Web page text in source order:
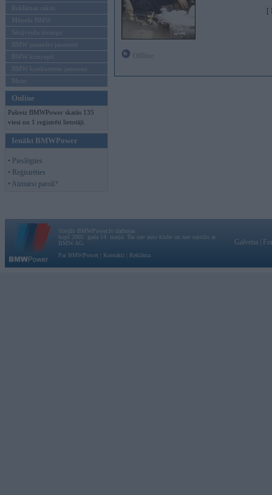
Reklāmas raksti
Mēneša BMW
Sērijveida tūnings
BMW pasaules jaunumi
BMW koncepti
BMW konkurentu jaunumi
Moto
Online
Pašreiz BMWPower skatās 135
viesi un 1 reģistrēti lietotāji.
Ienākt BMWPower
• Pieslēgties
• Reģistrēties
• Aizmirsi paroli?
[
Vortāls BMWPower.lv darbojas
kopš 2002. gada 14. maija. Tas nav auto klubs un nav saistīts ar
BMW AG.
Par BMWPower
Kontakti Reklāma
Galvena